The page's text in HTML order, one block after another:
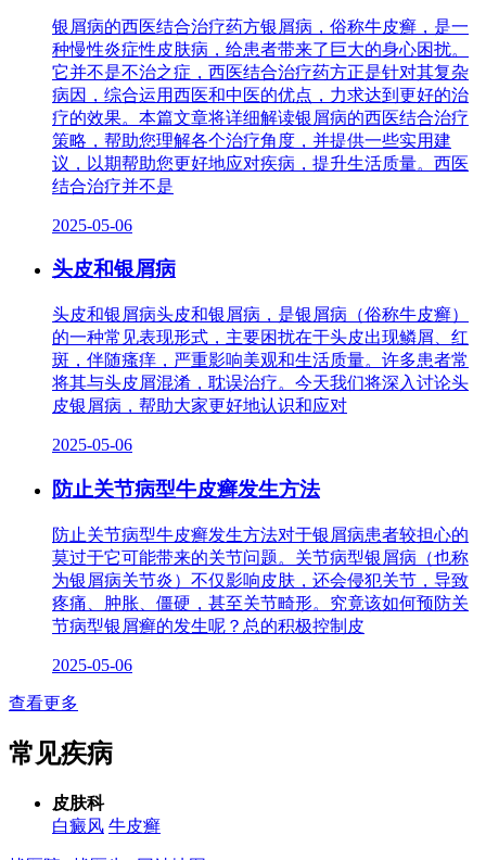
银屑病的西医结合治疗药方银屑病，俗称牛皮癣，是一
种慢性炎症性皮肤病，给患者带来了巨大的身心困扰。
它并不是不治之症，西医结合治疗药方正是针对其复杂
病因，综合运用西医和中医的优点，力求达到更好的治
疗的效果。本篇文章将详细解读银屑病的西医结合治疗
策略，帮助您理解各个治疗角度，并提供一些实用建
议，以期帮助您更好地应对疾病，提升生活质量。西医
结合治疗并不是
2025-05-06
头皮和银屑病
头皮和银屑病头皮和银屑病，是银屑病（俗称牛皮癣）
的一种常见表现形式，主要困扰在于头皮出现鳞屑、红
斑，伴随瘙痒，严重影响美观和生活质量。许多患者常
将其与头皮屑混淆，耽误治疗。今天我们将深入讨论头
皮银屑病，帮助大家更好地认识和应对
2025-05-06
防止关节病型牛皮癣发生方法
防止关节病型牛皮癣发生方法对于银屑病患者较担心的
莫过于它可能带来的关节问题。关节病型银屑病（也称
为银屑病关节炎）不仅影响皮肤，还会侵犯关节，导致
疼痛、肿胀、僵硬，甚至关节畸形。究竟该如何预防关
节病型银屑癣的发生呢？总的积极控制皮
2025-05-06
查看更多
常见疾病
皮肤科
白癜风 牛皮癣